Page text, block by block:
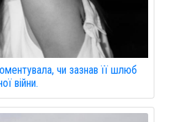
чи зазнав її шлюб
війни.